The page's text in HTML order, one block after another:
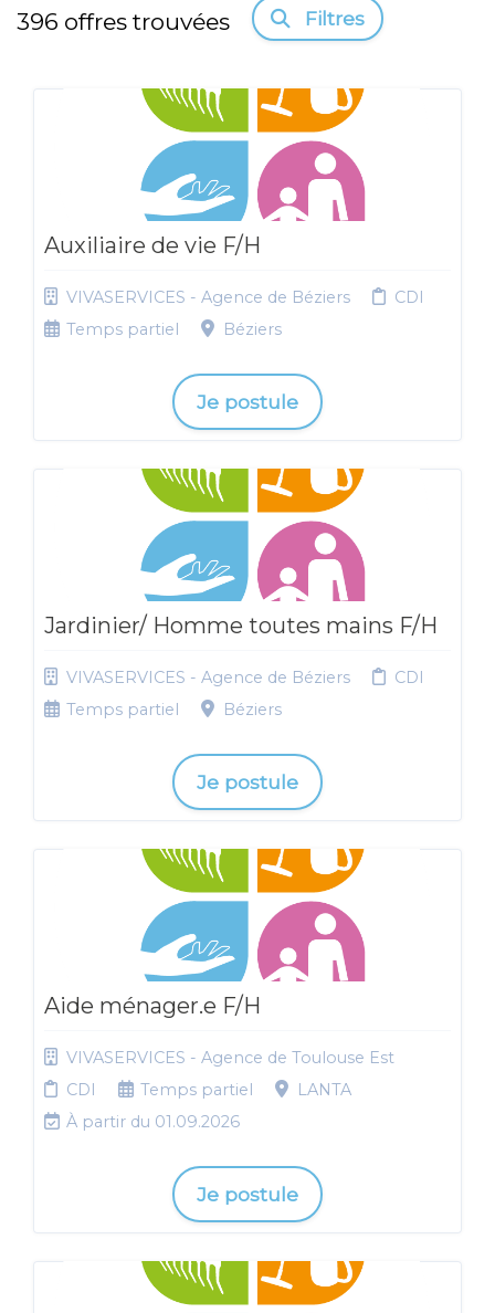
396 offres trouvées Filtres
Auxiliaire de vie F/H
VIVASERVICES - Agence de Béziers
CDI
Temps partiel
Béziers
Je postule
Jardinier/ Homme toutes mains F/H
VIVASERVICES - Agence de Béziers
CDI
Temps partiel
Béziers
Je postule
Aide ménager.e F/H
VIVASERVICES - Agence de Toulouse Est
CDI
Temps partiel
LANTA
À partir du 01.09.2026
Je postule